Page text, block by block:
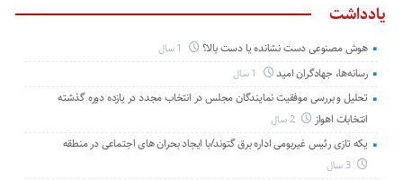
یادداشت
هوش مصنوعی دست نشانده یا دست بالا؟
رسانه‌ها، جهادگران امید
تحلیل و بررسی موفقیت نمایندگان مجلس در انتخاب مجدد در یازده دوره گذشته
انتخابات اهواز
2 سال
یکه تازی رئیس غیربومی اداره برق گتوند/با ایجاد بحران های اجتماعی در منطقه
3 سال